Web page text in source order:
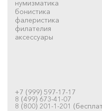
нумизматика
бонистика
фалеристика
филателия
аксессуары
+7 (999) 597-17-17
8 (499) 673-41-07
8 (800) 201-1-201